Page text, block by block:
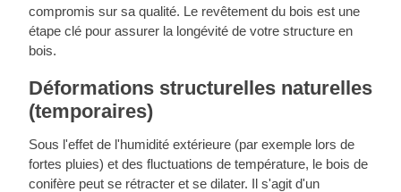
compromis sur sa qualité. Le revêtement du bois est une
étape clé pour assurer la longévité de votre structure en
bois.
Déformations structurelles naturelles
(temporaires)
Sous l'effet de l'humidité extérieure (par exemple lors de
fortes pluies) et des fluctuations de température, le bois de
conifère peut se rétracter et se dilater. Il s'agit d'un